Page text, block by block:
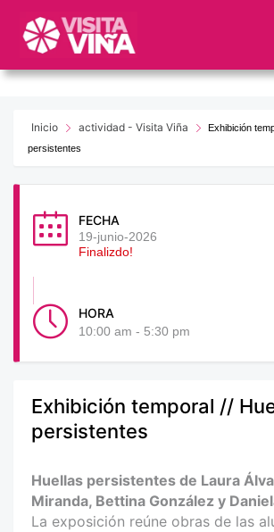
este
web
sistemaInicio actividad - Visita Viña
Exhibición
persistentes
FECHA
19-junio-2026
Finalizdo!
HORA
10:00 am - 5:30 pm
Exhibición temporal //
persistentes
Huellas persistentes de Laura
Miranda, Bettina González y
La exposición reúne obras de las